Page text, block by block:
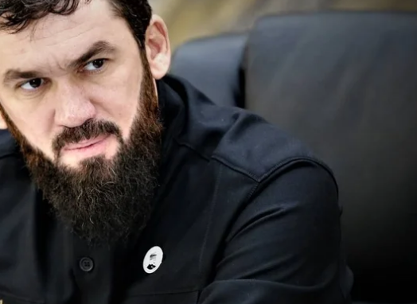
главе парламента Чеченской республики россии
части территории Украины.
главы Чечни рамзана кадирова и выполняет его указания
Украины.
по поручению кадырова занимался доукомплектованием
созданием новых формирований для участия в войне
и материально-техническое обеспечение военных
и села Серноводское в Чеченской республике для